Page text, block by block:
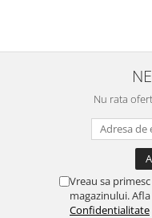
Nu rata
Vreau sa
magazinului.
Confidentialitate